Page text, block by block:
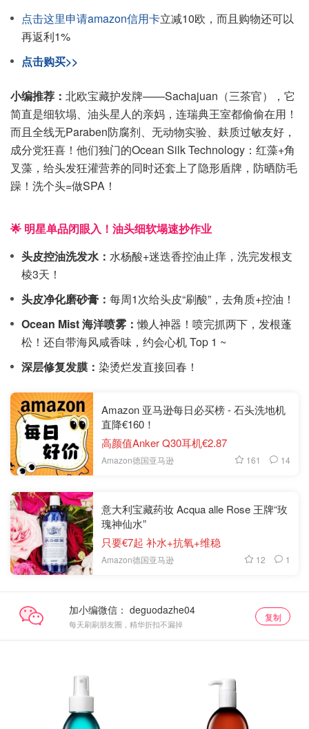
点击这里申请amazon信用卡立减10欧，而且购物还可以
再返利1%
点击购买>>
小编推荐： 北欧宝藏护发牌——Sachajuan（三茶官），它
简直是细软塌、油头星人的亲妈，连瑞典王室都偷偷在用！
而且全线无Paraben防腐剂、无动物实验、麸质过敏友好，
成分党狂喜！他们独门的Ocean Silk Technology：红藻+角
叉藻，给头发狂灌营养的同时还套上了隐形盾牌，防晒防毛
躁！洗个头=做SPA！
🌟 明星单品闭眼入！油头细软塌速抄作业
头皮控油洗发水： 水杨酸+迷迭香控油止痒，洗完发根支
棱3天！
头皮净化磨砂膏： 每周1次给头皮“刷酸”，去角质+控油！
Ocean Mist 海洋喷雾：懒人神器！喷完抓两下，发根蓬
松！还自带海风咸香味，约会心机 Top 1 ~
深层修复发膜： 染烫烂发直接回春！
Amazon 亚马逊每日必买榜 - 石头洗地机
直降€160！
高颜值Anker Q30耳机€2.87
Amazon德国亚马逊 161 14
意大利宝藏药妆 Acqua alle Rose 王牌“玫
瑰神仙水”
只要€7起 补水+抗氧+维稳
Amazon德国亚马逊 12 1
加小编微信：
每天刷刷朋友圈，精华折扣不漏掉
复制